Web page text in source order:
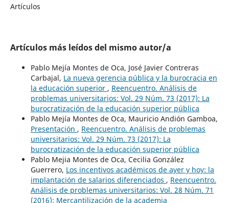
Artículos
Artículos más leídos del mismo autor/a
Pablo Mejía Montes de Oca, José Javier Contreras
Carbajal, La nueva gerencia pública y la burocracia en
la educación superior , Reencuentro. Análisis de
problemas universitarios: Vol. 29 Núm. 73 (2017): La
burocratización de la educación superior pública
Pablo Mejía Montes de Oca, Mauricio Andión Gamboa,
Presentación , Reencuentro. Análisis de problemas
universitarios: Vol. 29 Núm. 73 (2017): La
burocratización de la educación superior pública
Pablo Mejia Montes de Oca, Cecilia González
Guerrero, Los incentivos académicos de ayer y hoy: la
implantación de salarios diferenciados , Reencuentro.
Análisis de problemas universitarios: Vol. 28 Núm. 71
(2016): Mercantilización de la academia